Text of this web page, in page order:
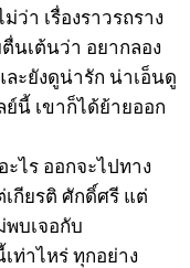
ว่า เรื่องราวรถราง
นเต้นว่า อยากลอง
ละยังดูน่ารัก น่าเอ็นดู
นี้ เขาก็ได้ย้ายออก
ไร ออกจะไปทาง
กียรติ ศักดิ์ศรี แต่
พบเจอกับ
ท่าไหร่ ทุกอย่าง